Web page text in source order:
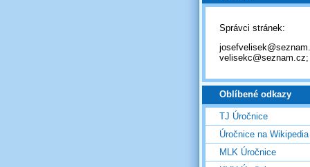
Správci stránek:
velisekc@seznam.cz;
Oblíbené odkazy
TJ Úročnice
Úročnice na Wikipedia
MLK Úročnice